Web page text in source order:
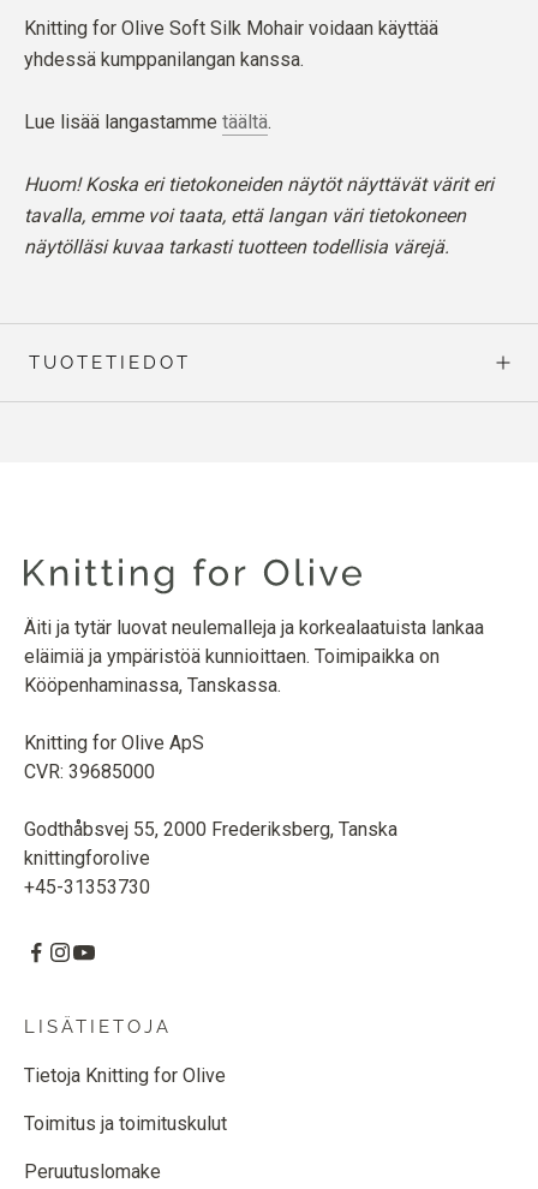
Knitting for Olive Soft Silk Mohair voidaan käyttää
yhdessä kumppanilangan kanssa.
Lue lisää langastamme täältä.
Huom! Koska eri tietokoneiden näytöt näyttävät värit eri
tavalla, emme voi taata, että langan väri tietokoneen
näytölläsi kuvaa tarkasti tuotteen todellisia värejä.
TUOTETIEDOT
Äiti ja tytär luovat neulemalleja ja korkealaatuista lankaa
eläimiä ja ympäristöä kunnioittaen. Toimipaikka on
Kööpenhaminassa, Tanskassa.
Knitting for Olive ApS
CVR: 39685000
Godthåbsvej 55, 2000 Frederiksberg, Tanska
knittingforolive
+45-31353730
LISÄTIETOJA
Tietoja Knitting for Olive
Toimitus ja toimituskulut
Peruutuslomake